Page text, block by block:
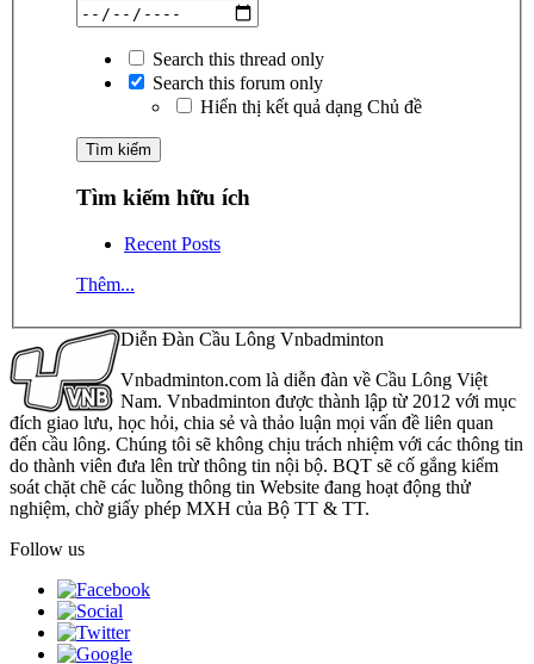
Search this thread only
Search this forum only
Hiển thị kết quả dạng Chủ đề
Tìm kiếm hữu ích
Recent Posts
Thêm...
Diễn Đàn Cầu Lông Vnbadminton
Vnbadminton.com là diễn đàn về Cầu Lông Việt
Nam. Vnbadminton được thành lập từ 2012 với mục
đích giao lưu, học hỏi, chia sẻ và thảo luận mọi vấn đề liên quan
đến cầu lông. Chúng tôi sẽ không chịu trách nhiệm với các thông tin
do thành viên đưa lên trừ thông tin nội bộ. BQT sẽ cố gắng kiểm
soát chặt chẽ các luồng thông tin Website đang hoạt động thử
nghiệm, chờ giấy phép MXH của Bộ TT & TT.
Follow us